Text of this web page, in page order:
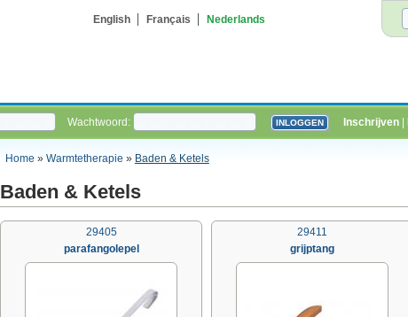
English Français Nederlands
Wachtwoord: Inschrijven
Home» Warmtetherapie» Baden & Ketels
Baden & Ketels
29405
parafangolepel
29411
grijptang